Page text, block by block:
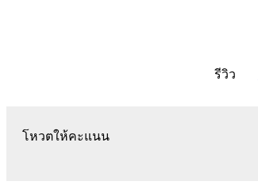
รีวิว
โหวตให้คะแนน